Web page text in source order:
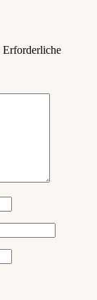
Erforderliche